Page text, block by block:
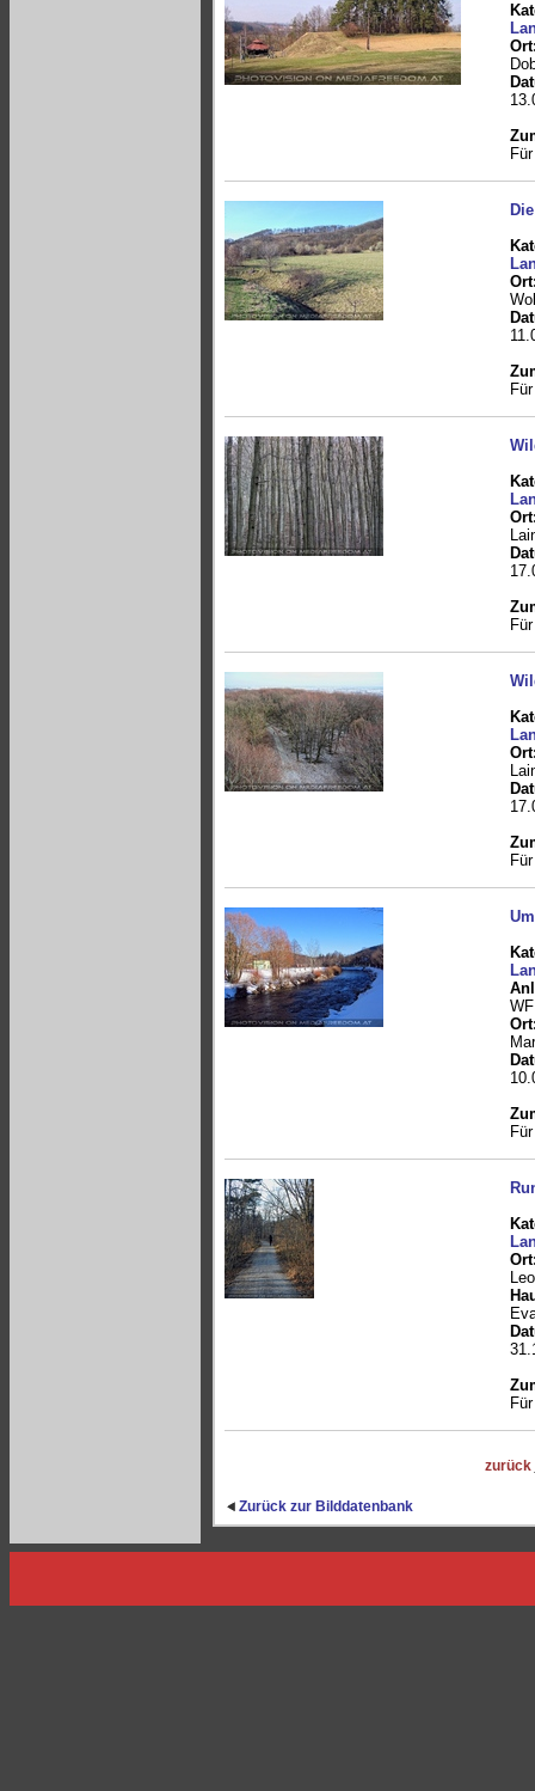
zurück
Zurück zur Bilddatenbank